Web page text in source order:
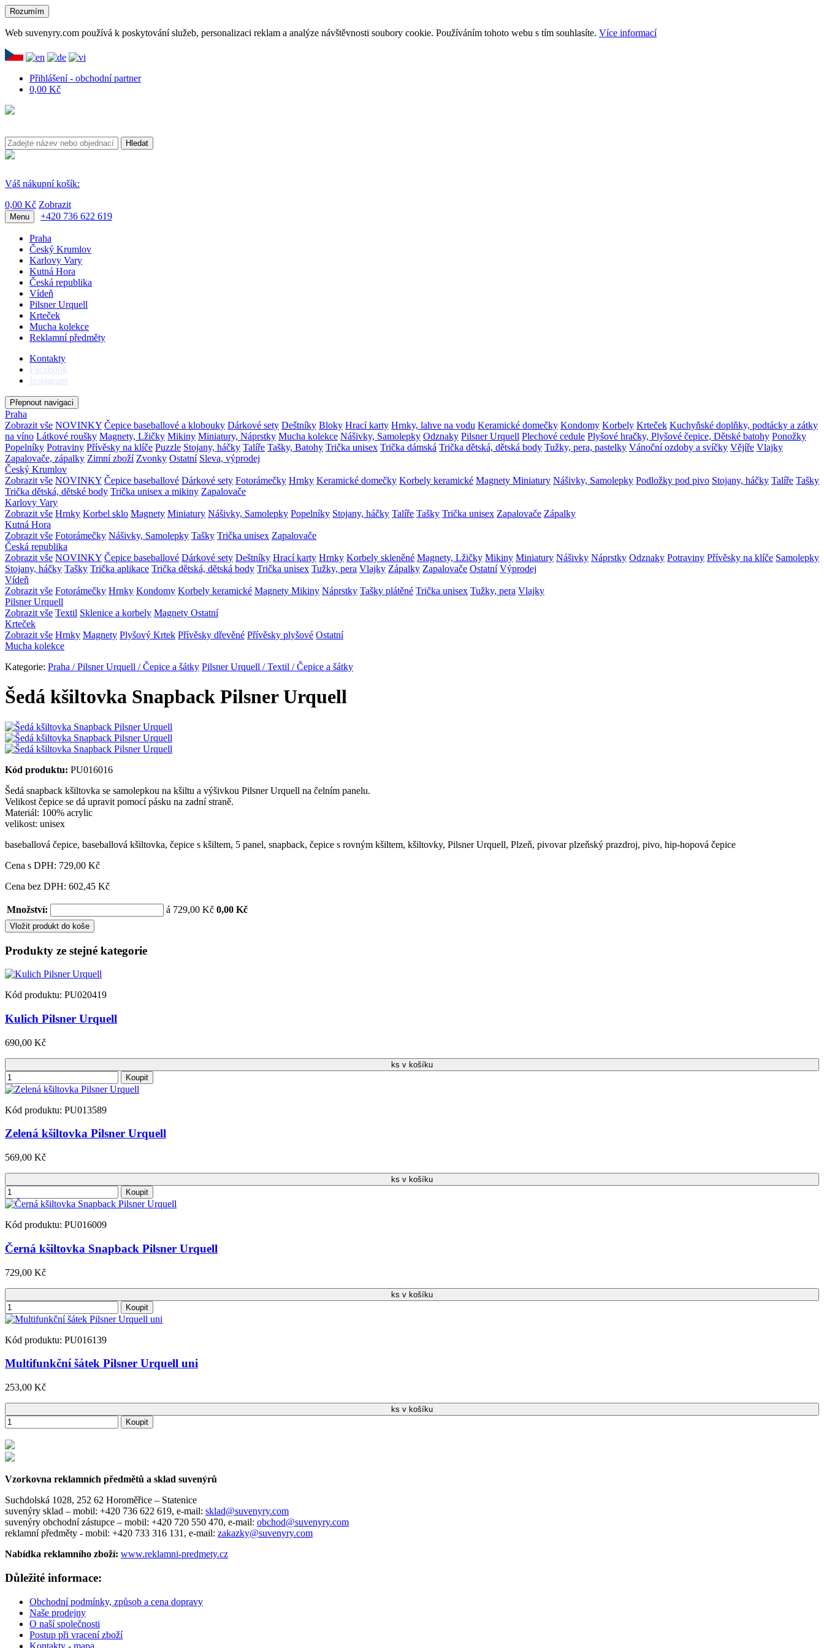
Rozumím
Web suvenyry.com používá k poskytování služeb, personalizaci reklam a analýze návštěvnosti soubory cookie. Používáním tohoto webu s tím souhlasíte. Více informací
Přihlášení - obchodní partner
0,00 Kč
Hledat
Váš nákupní košík:
0,00 Kč Zobrazit
Menu +420 736 622 619
Praha
Český Krumlov
Karlovy Vary
Kutná Hora
Česká republika
Vídeň
Pilsner Urquell
Krteček
Mucha kolekce
Reklamní předměty
Kontakty
Facebook
Instagram
Přepnout navigaci
Praha
Zobrazit vše NOVINKY Čepice baseballové a klobouky Dárkové sety Deštníky Bloky Hrací karty Hrnky, lahve na vodu Keramické domečky Kondomy Korbely Krteček Kuchyňské doplňky, podtácky a zátky
na víno Látkové roušky Magnety, Lžičky Mikiny Miniatury, Náprstky Mucha kolekce Nášivky, Samolepky Odznaky Pilsner Urquell Plechové cedule Plyšové hračky, Plyšové čepice, Dětské batohy Ponožky
Popelníky Potraviny Přívěsky na klíče Puzzle Stojany, háčky Talíře Tašky, Batohy Trička unisex Trička dámská Trička dětská, dětská body Tužky, pera, pastelky Vánoční ozdoby a svíčky Vějíře Vlajky
Zapalovače, zápalky Zimní zboží Zvonky Ostatní Sleva, výprodej
Český Krumlov
Zobrazit vše NOVINKY Čepice baseballové Dárkové sety Fotorámečky Hrnky Keramické domečky Korbely keramické Magnety Miniatury Nášivky, Samolepky Podložky pod pivo Stojany, háčky Talíře Tašky
Trička dětská, dětské body Trička unisex a mikiny Zapalovače
Karlovy Vary
Zobrazit vše Hrnky Korbel sklo Magnety Miniatury Nášivky, Samolepky Popelníky Stojany, háčky Talíře Tašky Trička unisex Zapalovače Zápalky
Kutná Hora
Zobrazit vše Fotorámečky Nášivky, Samolepky Tašky Trička unisex Zapalovače
Česká republika
Zobrazit vše NOVINKY Čepice baseballové Dárkové sety Deštníky Hrací karty Hrnky Korbely skleněné Magnety, Lžičky Mikiny Miniatury Nášivky Náprstky Odznaky Potraviny Přívěsky na klíče Samolepky
Stojany, háčky Tašky Trička aplikace Trička dětská, dětská body Trička unisex Tužky, pera Vlajky Zápalky Zapalovače Ostatní Výprodej
Vídeň
Zobrazit vše Fotorámečky Hrnky Kondomy Korbely keramické Magnety Mikiny Náprstky Tašky plátěné Trička unisex Tužky, pera Vlajky
Pilsner Urquell
Zobrazit vše Textil Sklenice a korbely Magnety Ostatní
Krteček
Zobrazit vše Hrnky Magnety Plyšový Krtek Přívěsky dřevěné Přívěsky plyšové Ostatní
Mucha kolekce
Kategorie: Praha / Pilsner Urquell / Čepice a šátky Pilsner Urquell / Textil / Čepice a šátky
Šedá kšiltovka Snapback Pilsner Urquell
Kód produktu: PU016016
Šedá snapback kšiltovka se samolepkou na kšiltu a výšivkou Pilsner Urquell na čelním panelu.
Velikost čepice se dá upravit pomocí pásku na zadní straně.
Materiál: 100% acrylic
velikost: unisex
baseballová čepice, baseballová kšiltovka, čepice s kšiltem, 5 panel, snapback, čepice s rovným kšiltem, kšiltovky, Pilsner Urquell, Plzeň, pivovar plzeňský prazdroj, pivo, hip-hopová čepice
Cena s DPH: 729,00 Kč
Cena bez DPH: 602,45 Kč
Množství: á 729,00 Kč 0,00 Kč
Vložit produkt do koše
Produkty ze stejné kategorie
Kód produktu: PU020419
Kulich Pilsner Urquell
690,00 Kč
ks v košíku
Koupit
Kód produktu: PU013589
Zelená kšiltovka Pilsner Urquell
569,00 Kč
ks v košíku
Koupit
Kód produktu: PU016009
Černá kšiltovka Snapback Pilsner Urquell
729,00 Kč
ks v košíku
Koupit
Kód produktu: PU016139
Multifunkční šátek Pilsner Urquell uni
253,00 Kč
ks v košíku
Koupit
Vzorkovna reklamních předmětů a sklad suvenýrů
Suchdolská 1028, 252 62 Horoměřice – Statenice
suvenýry sklad – mobil: +420 736 622 619, e-mail: sklad@suvenyry.com
suvenýry obchodní zástupce – mobil: +420 720 550 470, e-mail: obchod@suvenyry.com
reklamní předměty - mobil: +420 733 316 131, e-mail: zakazky@suvenyry.com
Nabídka reklamního zboží: www.reklamni-predmety.cz
Důležité informace:
Obchodní podmínky, způsob a cena dopravy
Naše prodejny
O naší společnosti
Postup při vracení zboží
Kontakty - mapa